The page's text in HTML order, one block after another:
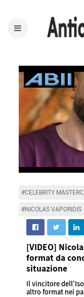
#CELEBRITY
#NICOLAS VAPORIDIS
[VIDEO]
format da
situazione
Il vincitore
altro format nei